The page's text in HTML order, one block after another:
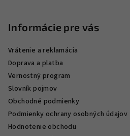
Informácie pre vás
Vrátenie a reklamácia
Doprava a platba
Vernostný program
Slovník pojmov
Obchodné podmienky
Podmienky ochrany osobných údajov
Hodnotenie obchodu